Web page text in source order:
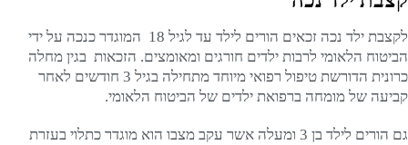
לקצבת ילד נכה זכאים הורים לילד עד לגיל 18 המוגדר כנכה על ידי
הביטוח הלאומי לרבות ילדים חורגים ומאומצים. הזכאות בגין מחלה
כרונית הדורשת טיפול רפואי מיוחד מתחילה בגיל 3 חודשים לאחר
קביעה של מומחה ברפואת ילדים של הביטוח הלאומי.
גם הורים לילד בן 3 ומעלה אשר עקב מצבו הוא מוגדר כתלוי בעזרת